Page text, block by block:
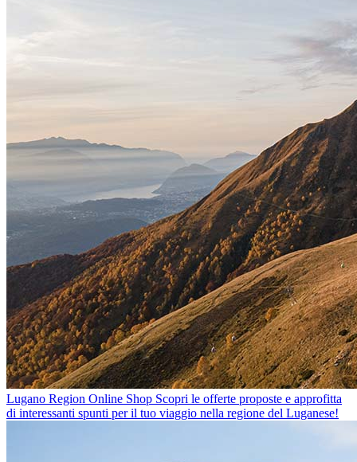
Lugano Region Online Shop Scopri le offerte proposte e approfitta
di interessanti spunti per il tuo viaggio nella regione del Luganese!